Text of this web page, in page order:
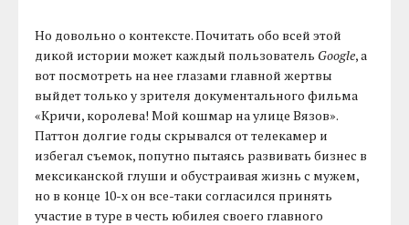
Но довольно о контексте. Почитать обо всей этой
дикой истории может каждый пользователь Google, а
вот посмотреть на нее глазами главной жертвы
выйдет только у зрителя документального фильма
«Кричи, королева! Мой кошмар на улице Вязов».
Паттон долгие годы скрывался от телекамер и
избегал съемок, попутно пытаясь развивать бизнес в
мексиканской глуши и обустраивая жизнь с мужем,
но в конце 10-х он все-таки согласился принять
участие в туре в честь юбилея своего главного